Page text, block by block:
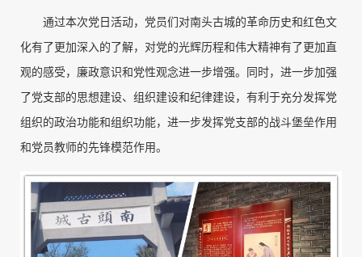
通过本次党日活动，党员们对南头古城的革命历史和红色文
化有了更加深入的了解，对党的光辉历程和伟大精神有了更加直
观的感受，廉政意识和党性观念进一步增强。同时，进一步加强
了党支部的思想建设、组织建设和纪律建设，有利于充分发挥党
组织的政治功能和组织功能，进一步发挥党支部的战斗堡垒作用
和党员教师的先锋模范作用。